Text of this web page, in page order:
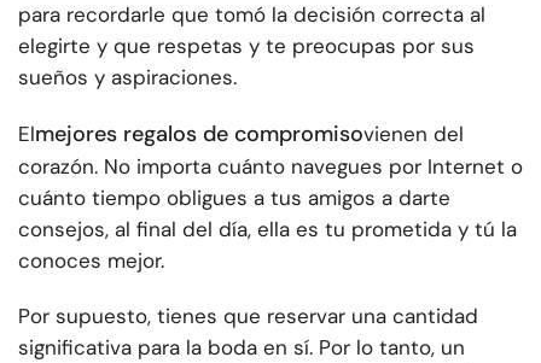
para recordarle que tomó la decisión correcta al
elegirte y que respetas y te preocupas por sus
sueños y aspiraciones.
Elmejores regalos de compromisovienen del
corazón. No importa cuánto navegues por Internet o
cuánto tiempo obligues a tus amigos a darte
consejos, al final del día, ella es tu prometida y tú la
conoces mejor.
Por supuesto, tienes que reservar una cantidad
significativa para la boda en sí. Por lo tanto, un